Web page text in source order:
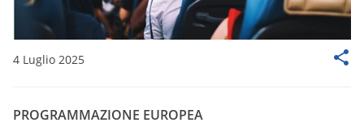
4 Luglio 2025
PROGRAMMAZIONE EUROPEA